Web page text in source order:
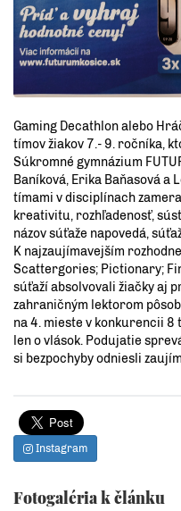
Gaming Decathlon alebo
tímov žiakov 7.- 9. ročníka,
Súkromné gymnázium
Baníková, Erika Baňasová a
tímami v disciplínach
kreativitu, rozhľadenosť,
názov súťaže napovedá,
K najzaujímavejším
Scattergories; Pictionary;
súťaží absolvovali žiačky aj
zahraničným lektorom
na 4. mieste v konkurencii 8
len o vlások. Podujatie
si bezpochyby odniesli
Instagram
Fotogaléria k článku